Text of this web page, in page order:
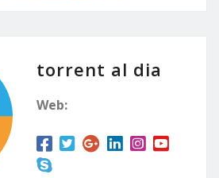
torrent al dia
Web: